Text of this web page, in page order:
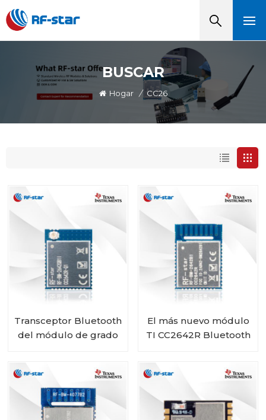
BUSCAR
Hogar / CC26
Transceptor Bluetooth
del módulo de grado
El más nuevo módulo
TI CC2642R Bluetooth